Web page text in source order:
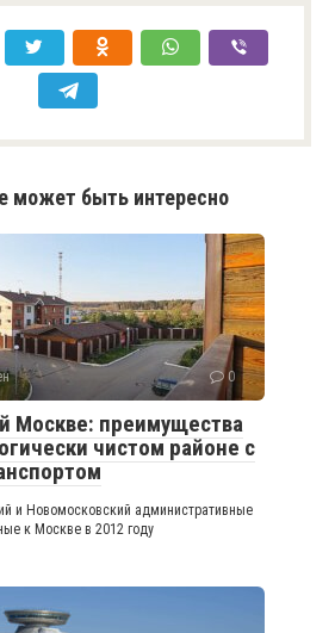
может быть интересно
0
Москве: преимущества
чистом районе с
и Новомосковский административные
к Москве в 2012 году